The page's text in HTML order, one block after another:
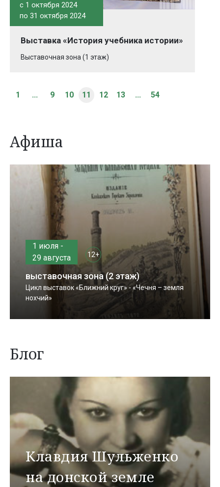
c 1 октября 2024
по 31 октября 2024
Выставка «История учебника истории»
Выставочная зона (1 этаж)
1 ... 9 10 11 12 13 ... 54
Афиша
1 июля -
29 августа
12+
выставочная зона (2 этаж)
Цикл выставок «Ближний круг» - «Чечня – земля
нохчий»
Блог
Клавдия Шульженко
на донской земле